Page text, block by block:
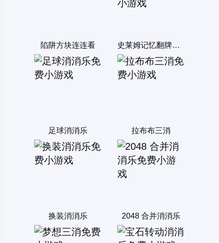
陷阱方块连连看 史莱姆记忆翻牌消消乐
足球消消乐 拉布布三消
换装消消乐 2048 合并消消乐